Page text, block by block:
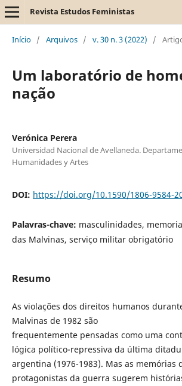
Revista Estudos Feministas
Início / Arquivos / v. 30 n. 3 (2022) /
Um laboratório de
nação
Verónica Perera
Universidad Nacional de Avellaneda.
Humanidades y Artes
DOI: https://doi.org/10.1590/1806-9584-
Palavras-chave: masculinidades,
das Malvinas, serviço militar obrigatório
Resumo
As violações dos direitos humanos
Malvinas de 1982 são
frequentemente pensadas como uma
lógica político-repressiva da última
argentina (1976-1983). Mas as memórias
protagonistas da guerra sugerem